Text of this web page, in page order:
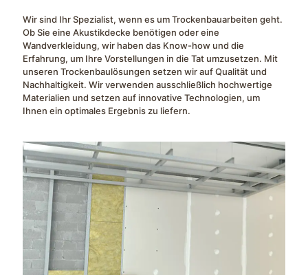
Wir sind Ihr Spezialist, wenn es um Trockenbauarbeiten geht.
Ob Sie eine Akustikdecke benötigen oder eine
Wandverkleidung, wir haben das Know-how und die
Erfahrung, um Ihre Vorstellungen in die Tat umzusetzen. Mit
unseren Trockenbaulösungen setzen wir auf Qualität und
Nachhaltigkeit. Wir verwenden ausschließlich hochwertige
Materialien und setzen auf innovative Technologien, um
Ihnen ein optimales Ergebnis zu liefern.